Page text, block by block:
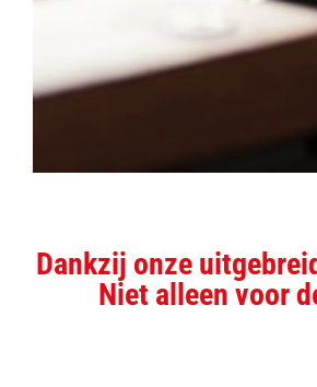
Dankzij onze
Niet alleen voor